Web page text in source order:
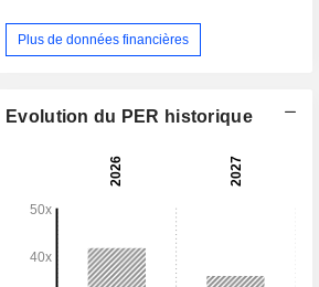
0x 15,2x 13,6x
- 29x 25,5x
-
-
Plus de données financières
Evolution du PER historique